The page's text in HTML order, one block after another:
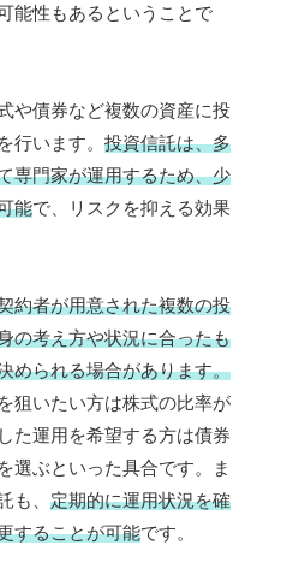
能性もあるということで
や債券など複数の資産に投
行います。 投資信託は、多
専門家が運用するため、少
能で、リスクを抑える効果
約者が用意された複数の投
の考え方や状況に合ったも
められる場合があります。
狙いたい方は株式の比率が
た運用を希望する方は債券
選ぶといった具合です。ま
も、 定期的に運用状況を確
することが可能です。